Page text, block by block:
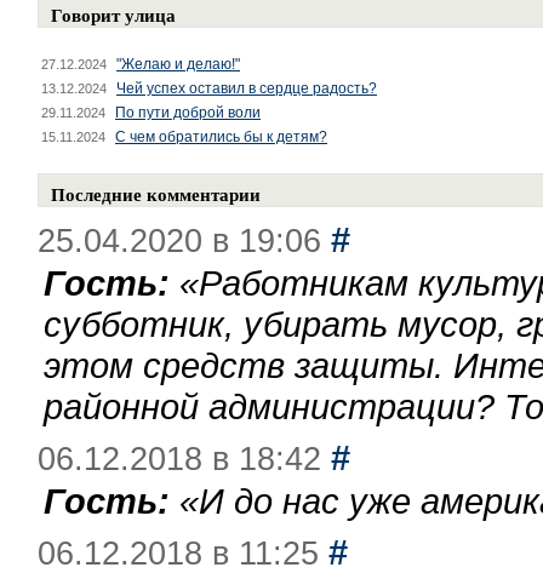
Говорит улица
27.12.2024 "Желаю и делаю!"
13.12.2024 Чей успех оставил в сердце радость?
29.11.2024 По пути доброй воли
15.11.2024 С чем обратились бы к детям?
Последние комментарии
25.04.2020 в 19:06 #
Гость: «Работникам
субботник, убирать мусор,
этом средств защиты.
районной администрации?
06.12.2018 в 18:42 #
Гость: «И до нас уже
06.12.2018 в 11:25 #